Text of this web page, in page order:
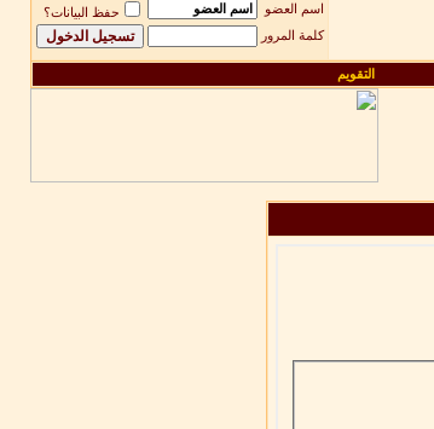
اسم العضو
حفظ البيانات؟
كلمة المرور
التقويم